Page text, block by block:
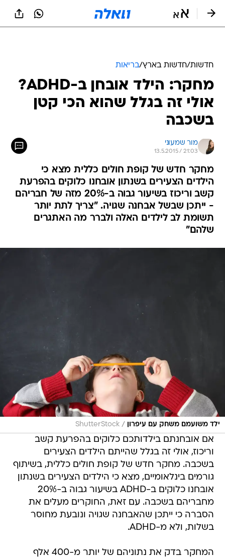
חדשות/חדשות בארץ/בריאות
מחקר: הילד אובחן ב-ADHD?
אולי זה בגלל שהוא הכי קטן
בשכבה
מור שמעוני
13.5.2015 / 21:03
מחקר חדש של קופת חולים כללית מצא כי
הילדים הצעירים בשנתון אובחנו כלוקים בהפרעת
קשב וריכוז בשיעור גבוה ב-20% מזה של חבריהם
- ייתכן שבשל אבחנה שגויה. "צריך לתת יותר
תשומת לב לילדים האלה ולברר מה האתגרים
שלהם"
ילד משועמם משחק עם עיפרון /
ShutterStock
אם אובחנתם בילדותכם כלוקים בהפרעת קשב
וריכוז, אולי זה בגלל שהייתם הילדים הצעירים
בשכבה. מחקר חדש של קופת חולים כללית, בשיתוף
גורמים בינלאומיים, מצא כי הילדים הצעירים בשנתון
אובחנו כלוקים ב-ADHD בשיעור גבוה ב-20%
מחבריהם בשכבה. עם זאת, החוקרים מעלים את
הסברה כי ייתכן שהאבחנה שגויה ונובעת מחוסר
בשלות, ולא מ-ADHD.
המחקר בדק את נתוניהם של יותר מ-400 אלף